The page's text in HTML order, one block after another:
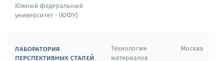
Южный федеральный
университет - (ЮФУ)
лаборатория
перспективных сталей
Технологии
материалов
Москва